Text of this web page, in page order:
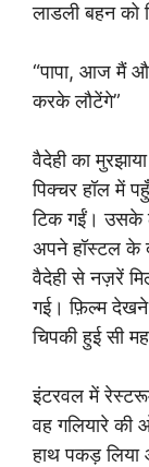
लाडली बहन को
“पापा, आज मैं
करके लौटेंगे”
वैदेही का
पिक्चर हॉल में
टिक गईं। उसके
अपने हॉस्टल के
वैदेही से नज़रें
गई। फ़िल्म
चिपकी हुई सी
इंटरवल में
वह गलियारे की
हाथ पकड़